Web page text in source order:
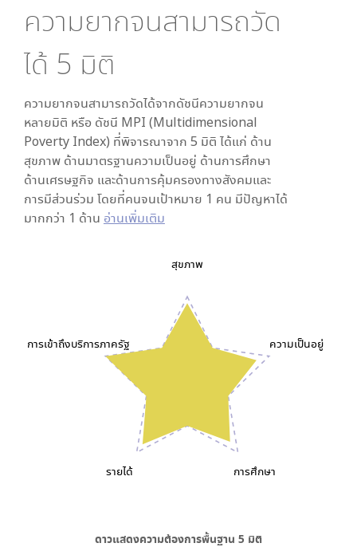
ความยากจนสามารถวัด
ได้ 5 มิติ
ความยากจนสามารถวัดได้จากดัชนีความยากจน
หลายมิติ หรือ ดัชนี MPI (Multidimensional
Poverty Index) ที่พิจารณาจาก 5 มิติ ได้แก่ ด้าน
สุขภาพ ด้านมาตรฐานความเป็นอยู่ ด้านการศึกษา
ด้านเศรษฐกิจ และด้านการคุ้มครองทางสังคมและ
การมีส่วนร่วม โดยที่คนจนเป้าหมาย 1 คน มีปัญหาได้
มากกว่า 1 ด้าน อ่านเพิ่มเติม
สุขภาพ
ความเป็นอยู่
การศึกษา
รายได้
การเข้าถึงบริการภาครัฐ
ดาวแสดงความต้องการพื้นฐาน 5 มิติ